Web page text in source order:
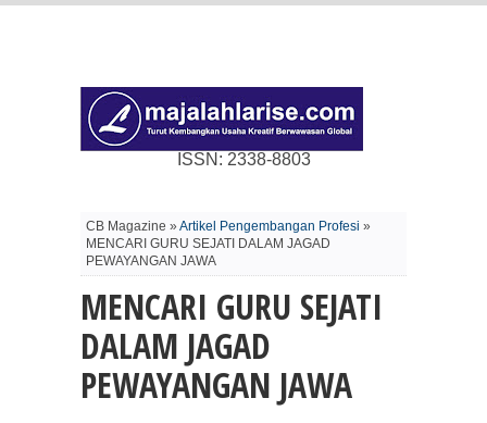
ISSN: 2338-8803
CB Magazine » Artikel Pengembangan Profesi »
MENCARI GURU SEJATI DALAM JAGAD
PEWAYANGAN JAWA
MENCARI GURU SEJATI
DALAM JAGAD
PEWAYANGAN JAWA